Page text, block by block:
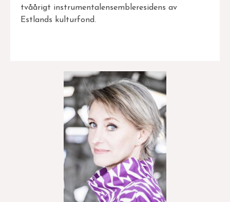
tvåårigt instrumentalensembleresidens av
Estlands kulturfond.